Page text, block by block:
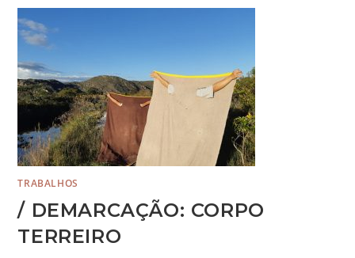
TRABALHOS
/ DEMARCAÇÃO: CORPO
TERREIRO